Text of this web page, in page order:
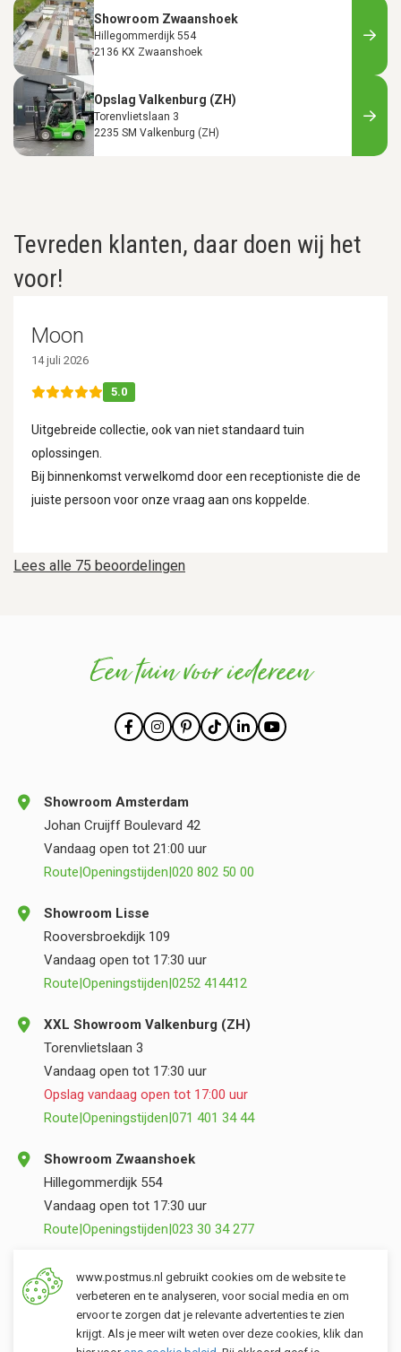
Showroom Zwaanshoek
Hillegommerdijk 554
2136 KX Zwaanshoek
Opslag Valkenburg (ZH)
Torenvlietslaan 3
2235 SM Valkenburg (ZH)
Tevreden klanten, daar doen wij het
voor!
Lees alle 75 beoordelingen
Moon
14 juli 2026
5.0
Uitgebreide collectie, ook van niet standaard tuin
oplossingen.
Bij binnenkomst verwelkomd door een receptioniste die de
juiste persoon voor onze vraag aan ons koppelde.
Een tuin voor iedereen
Showroom Amsterdam
Johan Cruijff Boulevard 42
Vandaag open tot 21:00 uur
Route|Openingstijden|020 802 50 00
Showroom Lisse
Rooversbroekdijk 109
Vandaag open tot 17:30 uur
Route|Openingstijden|0252 414412
XXL Showroom Valkenburg (ZH)
Torenvlietslaan 3
Vandaag open tot 17:30 uur
Opslag vandaag open tot 17:00 uur
Route|Openingstijden|071 401 34 44
Showroom Zwaanshoek
Hillegommerdijk 554
Vandaag open tot 17:30 uur
Route|Openingstijden|023 30 34 277
Opslag Valkenburg (ZH)
Torenvlietslaan 3
Vandaag open tot 17:00 uur
Route|Openingstijden |071 401 34 44
www.postmus.nl gebruikt cookies om de website te
verbeteren en te analyseren, voor social media en om
ervoor te zorgen dat je relevante advertenties te zien
krijgt. Als je meer wilt weten over deze cookies, klik dan